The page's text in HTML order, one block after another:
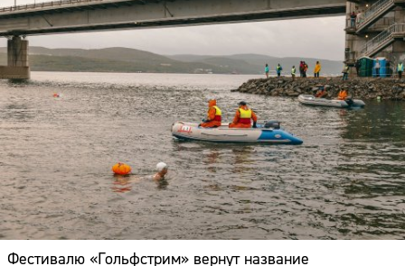
Фестивалю «Гольфстрим» вернут название